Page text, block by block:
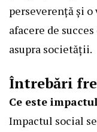
perseverență și
afacere de
asupra societății.
Întrebări
Ce este
Impactul social